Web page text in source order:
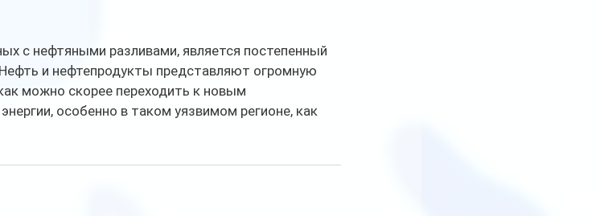
с нефтяными разливами, является постепенный
и нефтепродукты представляют огромную
можно скорее переходить к новым
особенно в таком уязвимом регионе, как